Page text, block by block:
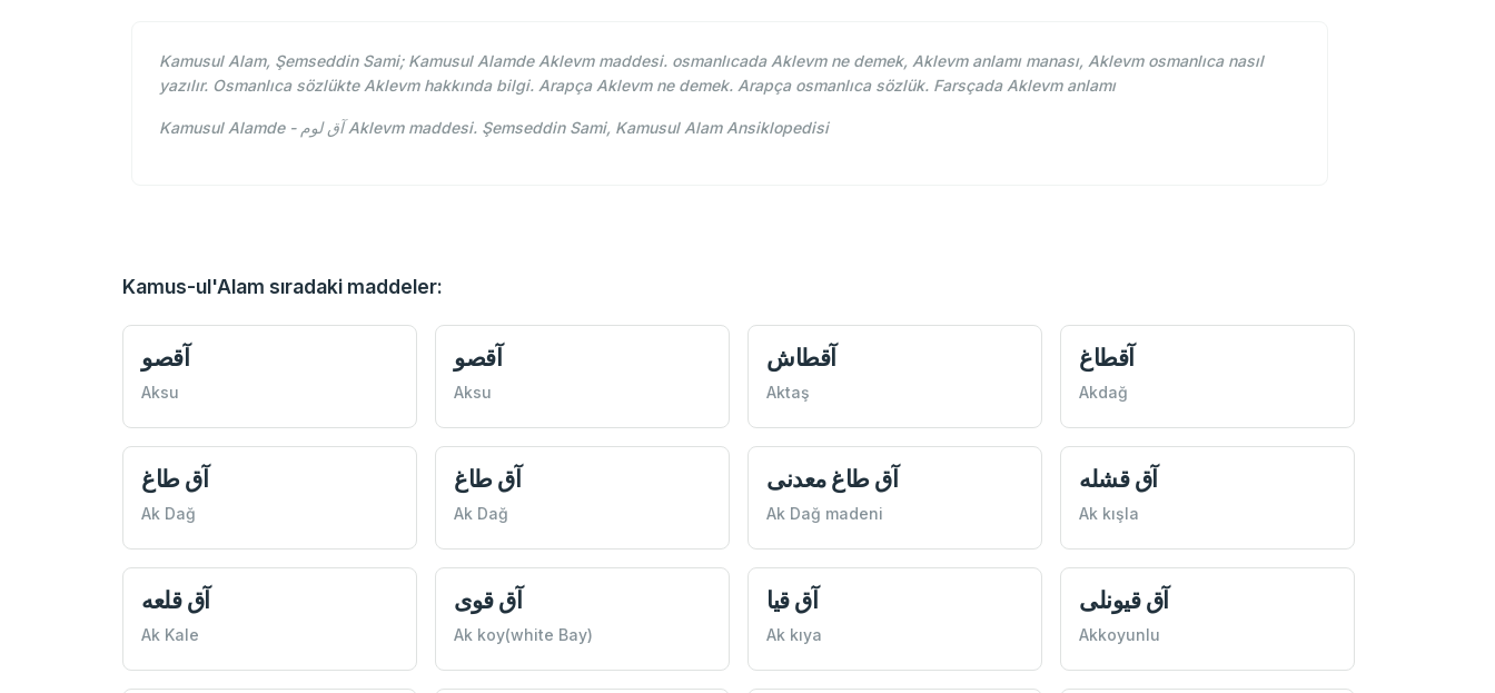
Kamusul Alam, Şemseddin Sami; Kamusul Alamde Aklevm maddesi. osmanlıcada Aklevm ne demek, Aklevm anlamı manası, Aklevm osmanlıca nasıl
yazılır. Osmanlıca sözlükte Aklevm hakkında bilgi. Arapça Aklevm ne demek. Arapça osmanlıca sözlük. Farsçada Aklevm anlamı
Kamusul Alamde - آق لوم Aklevm maddesi. Şemseddin Sami, Kamusul Alam Ansiklopedisi
Kamus-ul'Alam sıradaki maddeler:
آقصو
Aksu
آقصو
Aksu
آقطاش
Aktaş
آقطاغ
Akdağ
آق طاغ
Ak Dağ
آق طاغ
Ak Dağ
آق طاغ معدنی
Ak Dağ madeni
آق قشله
Ak kışla
آق قلعه
Ak Kale
آق قوی
Ak koy(white Bay)
آق قيا
Ak kıya
آق قيونلی
Akkoyunlu